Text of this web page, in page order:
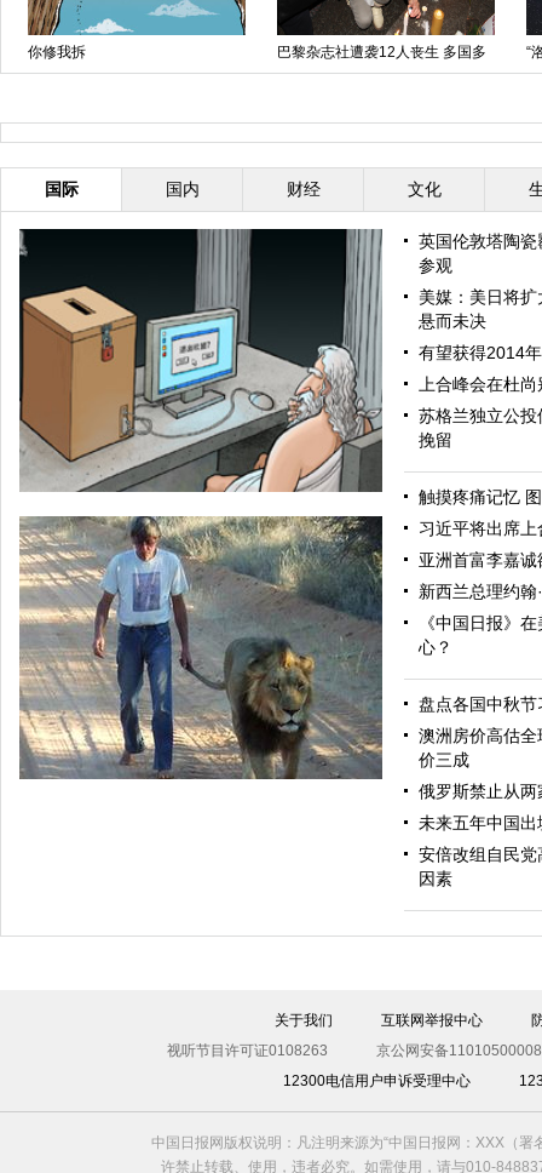
志社遭袭12人丧生 多国多
“洛夫乔伊”彗星惊艳北半球夜空 NASA拍摄
国际 国内 财经 文化
举棋不定
人狮情未了！近七旬长者收养雄狮义子朝夕相伴11年
英国伦敦塔陶
参观
美媒：美日将
悬而未决
有望获得2014
上合峰会在杜
苏格兰独立公
挽留
触摸疼痛记忆
习近平将出席
亚洲首富李嘉
新西兰总理约翰
《中国日报》
心？
盘点各国中秋节
澳洲房价高估
价三成
俄罗斯禁止从
未来五年中国
安倍改组自民
因素
关于我们 互联网举报中心
视听节目许可证0108263
京公网安备
12300电信用户申诉受理中心
中国日报网版权说明：凡注明来源为“中国日报网：XXX（
许禁止转载、使用，违者必究。如需使用，请与010-